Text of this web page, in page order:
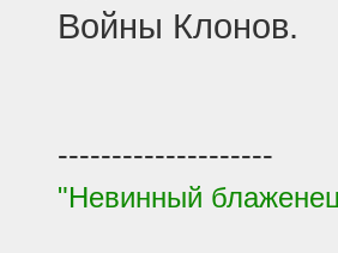
Войны Клонов.
--------------------
"Невинный